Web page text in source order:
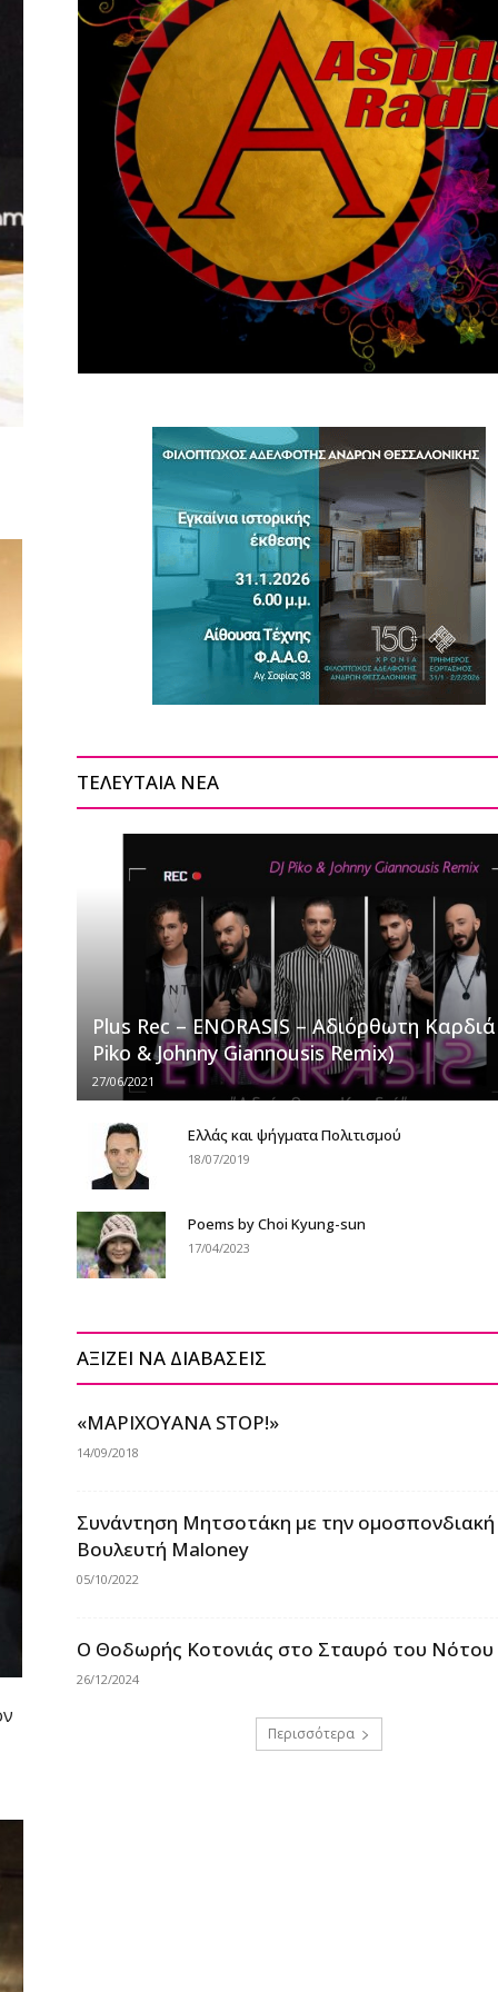
ΤΕΛΕΥΤΑΙΑ ΝΕΑ
Plus Rec – ENORASIS – Αδιόρθωτη
Piko & Johnny Giannousis Remix)
27/06/2021
Ελλάς και ψήγματα Πολιτισμού
18/07/2019
Poems by Choi Kyung-sun
17/04/2023
ΑΞΙΖΕΙ ΝΑ ΔΙΑΒΑΣΕΙΣ
«ΜΑΡΙΧΟΥΑΝΑ STOP!»
14/09/2018
Συνάντηση Μητσοτάκη με την ομοσπονδιακή
Βουλευτή Maloney
05/10/2022
Ο Θοδωρής Κοτονιάς στο Σταυρό του Νότου
26/12/2024
Περισσότερα